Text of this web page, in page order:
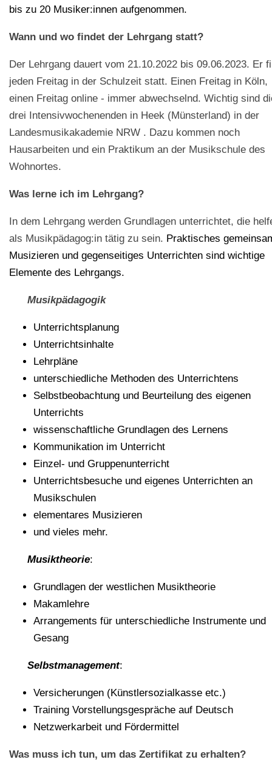
bis zu 20 Musiker:innen aufgenommen.
Wann und wo findet der Lehrgang statt?
Der Lehrgang dauert vom 21.10.2022 bis 09.06.2023. Er
jeden Freitag in der Schulzeit statt. Einen Freitag in Köln,
einen Freitag online - immer abwechselnd. Wichtig sind
drei Intensivwochenenden in Heek (Münsterland) in der
Landesmusikakademie NRW . Dazu kommen noch
Hausarbeiten und ein Praktikum an der Musikschule des
Wohnortes.
Was lerne ich im Lehrgang?
In dem Lehrgang werden Grundlagen unterrichtet, die
als Musikpädagog:in tätig zu sein. Praktisches
Musizieren und gegenseitiges Unterrichten sind wichtige
Elemente des Lehrgangs.
Musikpädagogik
Unterrichtsplanung
Unterrichtsinhalte
Lehrpläne
unterschiedliche Methoden des Unterrichtens
Selbstbeobachtung und Beurteilung des eigenen
Unterrichts
wissenschaftliche Grundlagen des Lernens
Kommunikation im Unterricht
Einzel- und Gruppenunterricht
Unterrichtsbesuche und eigenes Unterrichten an
Musikschulen
elementares Musizieren
und vieles mehr.
Musiktheorie:
Grundlagen der westlichen Musiktheorie
Makamlehre
Arrangements für unterschiedliche Instrumente und
Gesang
Selbstmanagement:
Versicherungen (Künstlersozialkasse etc.)
Training Vorstellungsgespräche auf Deutsch
Netzwerkarbeit und Fördermittel
Was muss ich tun, um das Zertifikat zu erhalten?